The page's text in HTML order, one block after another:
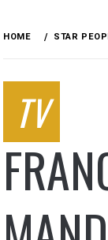
HOME STAR
TV